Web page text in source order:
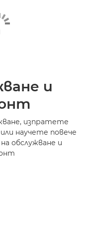
и
изпратете
научете повече
обслужване и